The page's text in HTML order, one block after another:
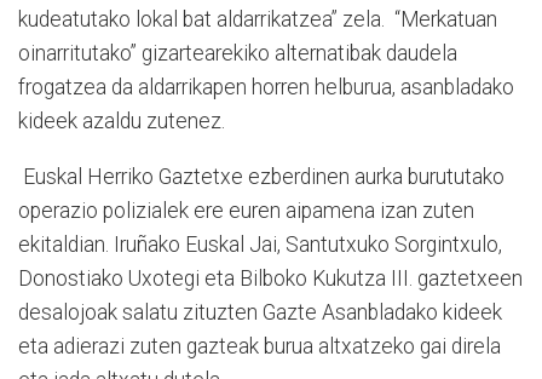
kudeatutako lokal bat aldarrikatzea” zela. “Merkatuan
oinarritutako” gizartearekiko alternatibak daudela
frogatzea da aldarrikapen horren helburua, asanbladako
kideek azaldu zutenez.
Euskal Herriko Gaztetxe ezberdinen aurka burututako
operazio polizialek ere euren aipamena izan zuten
ekitaldian. Iruñako Euskal Jai, Santutxuko Sorgintxulo,
Donostiako Uxotegi eta Bilboko Kukutza III. gaztetxeen
desalojoak salatu zituzten Gazte Asanbladako kideek
eta adierazi zuten gazteak burua altxatzeko gai direla